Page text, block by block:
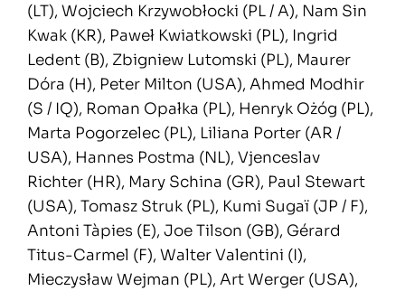
(LT), Wojciech Krzywobłocki (PL / A), Nam Sin
Kwak (KR), Paweł Kwiatkowski (PL), Ingrid
Ledent (B), Zbigniew Lutomski (PL), Maurer
Dóra (H), Peter Milton (USA), Ahmed Modhir
(S / IQ), Roman Opałka (PL), Henryk Ożóg (PL),
Marta Pogorzelec (PL), Liliana Porter (AR /
USA), Hannes Postma (NL), Vjenceslav
Richter (HR), Mary Schina (GR), Paul Stewart
(USA), Tomasz Struk (PL), Kumi Sugaï (JP / F),
Antoni Tàpies (E), Joe Tilson (GB), Gérard
Titus-Carmel (F), Walter Valentini (I),
Mieczysław Wejman (PL), Art Werger (USA),